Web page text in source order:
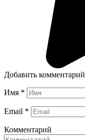
Добавить комментарий
Имя *
Email *
Комментарий